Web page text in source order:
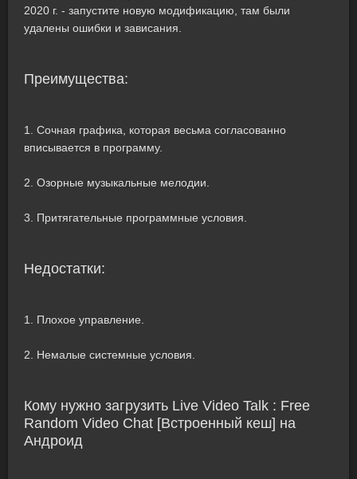
2020 г. - запустите новую модификацию, там были
удалены ошибки и зависания.
Преимущества:
1. Сочная графика, которая весьма согласованно
вписывается в программу.
2. Озорные музыкальные мелодии.
3. Притягательные программные условия.
Недостатки:
1. Плохое управление.
2. Немалые системные условия.
Кому нужно загрузить Live Video Talk : Free
Random Video Chat [Встроенный кеш] на
Андроид